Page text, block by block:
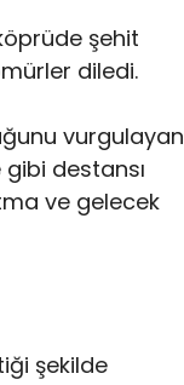
şehit
diledi.
vurgulayan
destansı
ve gelecek
şekilde